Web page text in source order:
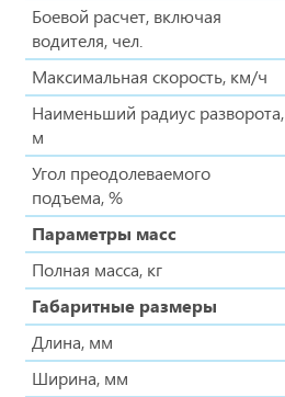
Боевой расчет, включая
водителя, чел.
Максимальная скорость, км/ч
Наименьший радиус разворота,
м
Угол преодолеваемого
подъема, %
Параметры масс
Полная масса, кг
Габаритные размеры
Длина, мм
Ширина, мм